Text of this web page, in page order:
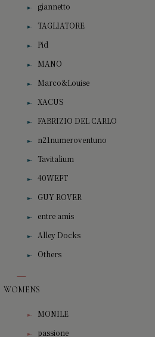
giannetto
TAGLIATORE
Pid
MANO
Marco&Louise
XACUS
FABRIZIO DEL CARLO
n21numeroventuno
Tavitalium
40WEFT
GUY ROVER
entre amis
Alley Docks
Others
WOMENS
MONILE
passione